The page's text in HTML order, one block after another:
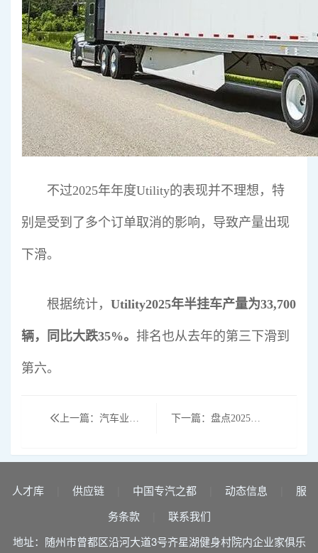
不过2025年年度Utility的表现并不理想，特
别是受到了多个订单取消的影响，导致产量出现
下滑。
根据统计， Utility2025年半挂车产量为33,700
辆，同比大跌35%。 排名也从去年的第三下滑到
第六。
上一篇：汽车业稳增长明确路线图 下一篇：盘点2025年全球半挂车产量的TOP10企业（下）
人才库 供应链 中国专汽之都 动态信息
服
务条款
联系我们
地址：随州市曾都区沿河大道3号齐星湖健身村院内企业家俱乐